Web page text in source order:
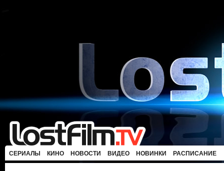
СЕРИАЛЫ КИНО НОВОСТИ ВИДЕО НОВИНКИ РАСПИСАНИЕ